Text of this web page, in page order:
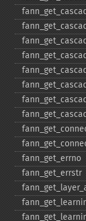
fann_​get_​errno
fann_​get_​errstr